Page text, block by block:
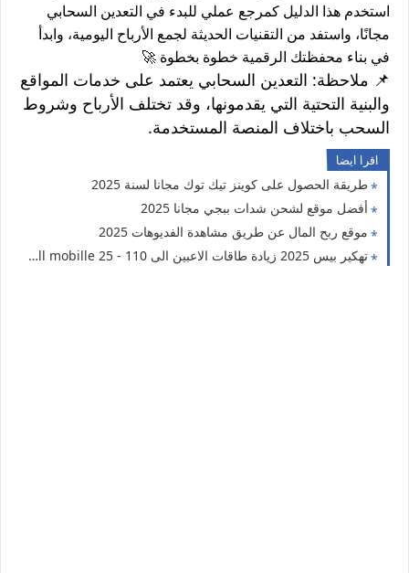
استخدم هذا الدليل كمرجع عملي للبدء في التعدين السحابي
مجانًا، واستفد من التقنيات الحديثة لجمع الأرباح اليومية، وابدأ
في بناء محفظتك الرقمية خطوة بخطوة 🚀
📌 ملاحظة: التعدين السحابي يعتمد على خدمات المواقع
والبنية التحتية التي يقدمونها، وقد تختلف الأرباح وشروط
السحب باختلاف المنصة المستخدمة.
اقرا ايضا
طريقة الحصول على كوينز تيك توك مجانا لسنة 2025
أفضل موقع لشحن شدات ببجي مجانا 2025
موقع ربح المال عن طريق مشاهدة الفديوهات 2025
تهكير بيس 2025 زيادة طاقات الاعبين الى 110 - efootball mobille 25